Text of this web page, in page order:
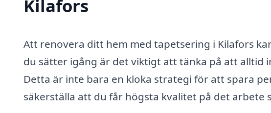
Kilafors
Att renovera ditt hem med tapetsering i Kilafors
du sätter igång är det viktigt att tänka på att alltid
Detta är inte bara en kloka strategi för att spara
säkerställa att du får högsta kvalitet på det arbete